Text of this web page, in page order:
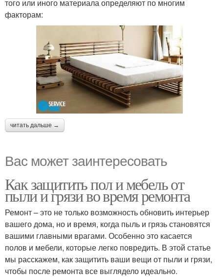
того или иного материала определяют по многим
факторам:
читать дальше →
Вас может заинтересовать
Как защитить пол и мебель от
пыли и грязи во время ремонта
Ремонт – это не только возможность обновить интерьер
вашего дома, но и время, когда пыль и грязь становятся
вашими главными врагами. Особенно это касается
полов и мебели, которые легко повредить. В этой статье
мы расскажем, как защитить ваши вещи от пыли и грязи,
чтобы после ремонта все выглядело идеально.